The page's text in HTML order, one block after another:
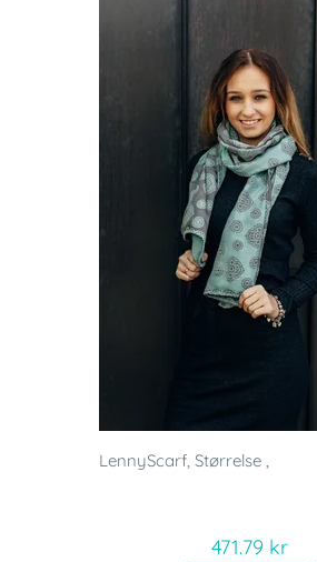
LennyScarf, Størrelse ,
471.79 kr